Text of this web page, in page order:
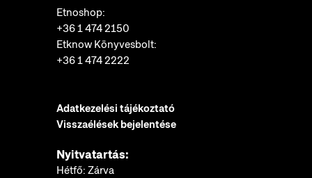
Etnoshop:
+36 1 474 2150
Etknow Könyvesbolt:
+36 1 474 2222
Adatkezelési tájékoztató
Visszaélések bejelentése
Nyitvatartás:
Hétfő: Zárva